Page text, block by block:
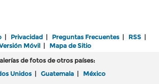
| Privacidad | Preguntas Frecuentes | RSS |
Móvil| Mapa de Sitio
de fotos de otros países:
Unidos | Guatemala | México